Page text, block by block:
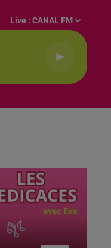
Live :CANAL FM